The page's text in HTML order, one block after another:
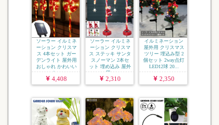
ソーラー イルミネ
ーション クリスマ
ス 4本セット ガー
デンライト 屋外用
おしゃれ かわいい
キ...
4,408
ソーラー イルミネ
ーション クリスマ
ス ステッキ サンタ
スノーマン 2本セ
ット 埋め込み 屋外
用...
2,310
イルミネーション
屋外用 クリスマス
ツリー 埋込み型 2
個セット 2way点灯
LED12球 20...
2,350